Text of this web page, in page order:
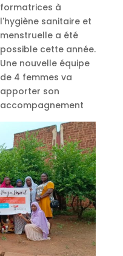
formatrices à
l'hygiène sanitaire et
menstruelle a été
possible cette année.
Une nouvelle équipe
de 4 femmes va
apporter son
accompagnement